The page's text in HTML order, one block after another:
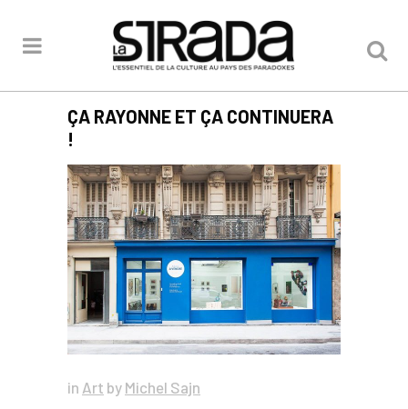
ÇA RAYONNE ET ÇA CONTINUERA
!
in Art by Michel Sajn